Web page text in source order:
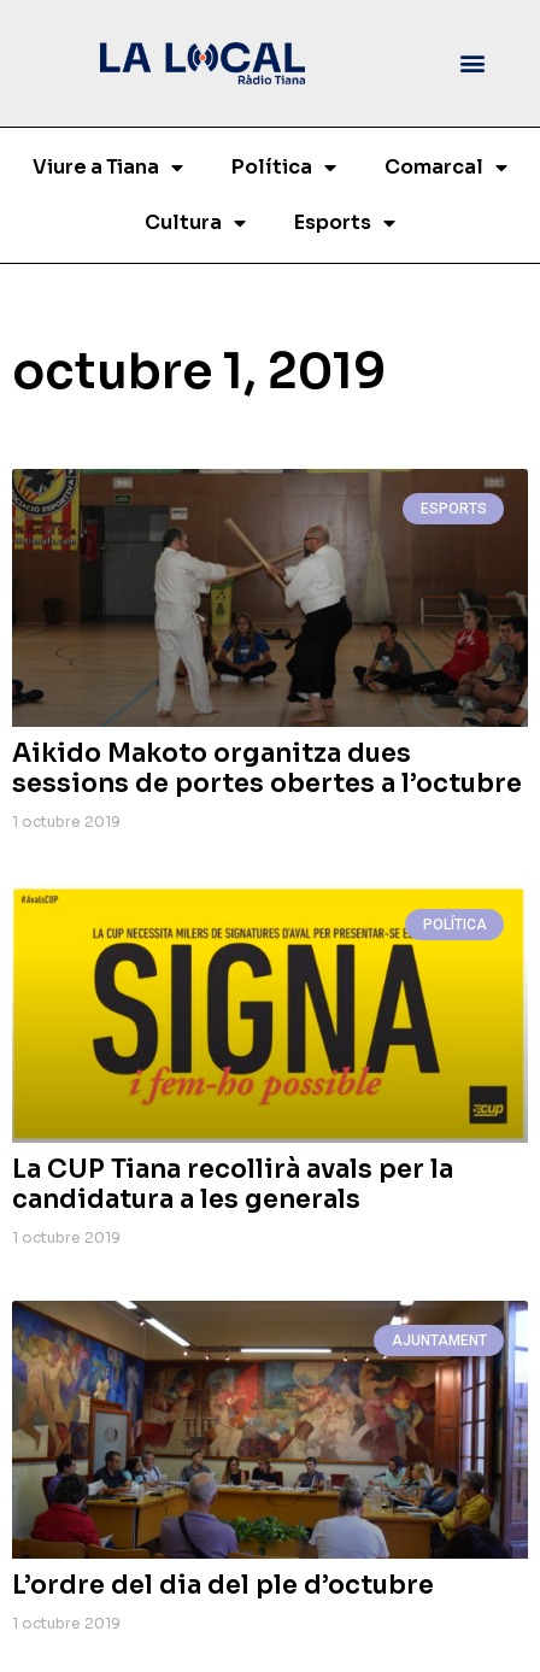
Viure a Tiana Política Comarcal
Cultura Esports
octubre 1, 2019
ESPORTS
Aikido Makoto organitza dues
sessions de portes obertes a l’octubre
1 octubre 2019
POLÍTICA
La CUP Tiana recollirà avals per la
candidatura a les generals
1 octubre 2019
AJUNTAMENT
L’ordre del dia del ple d’octubre
1 octubre 2019